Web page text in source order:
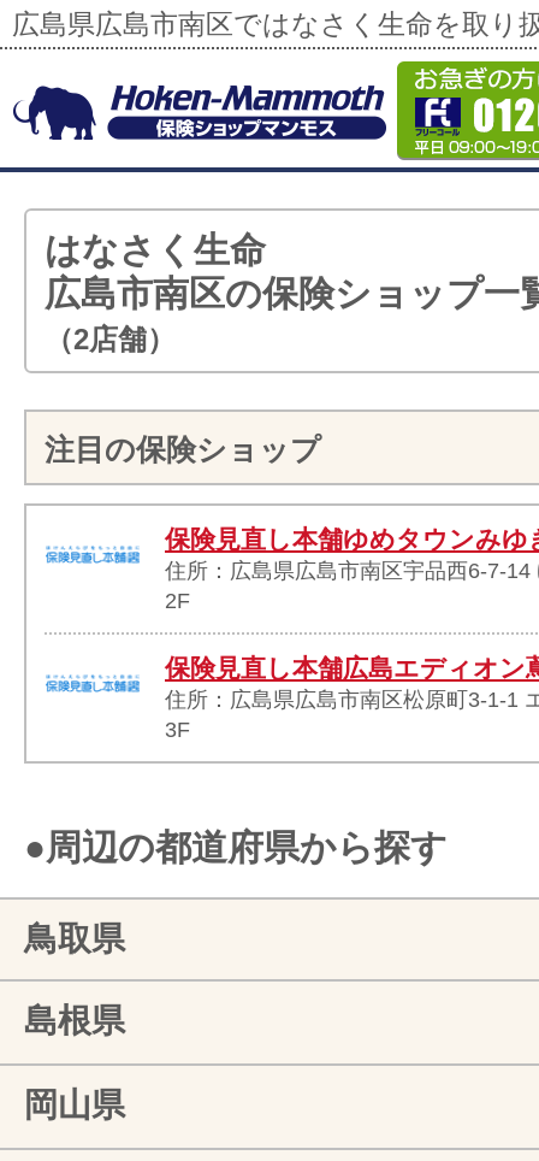
広島県広島市南区ではなさく生命を取り
はなさく生命
広島市南区の保険ショップ一
（2店舗）
注目の保険ショップ
保険見直し本舗ゆめタウンみゆ
住所：広島県広島市南区宇品西6-7-14
2F
保険見直し本舗広島エディオン
住所：広島県広島市南区松原町3-1-1
3F
●周辺の都道府県から探す
鳥取県
島根県
岡山県